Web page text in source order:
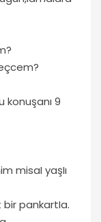
9
misaI yaşIı
bir pankartIa.